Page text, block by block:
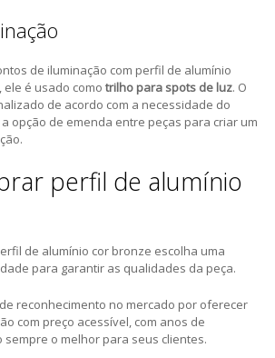
de iluminação com perfil de alumínio
ele é usado comotrilho para spots de luz. O
de acordo com a necessidade do
opção de emenda entre peças para criar um
perfil de alumínio
de alumínio cor bronze escolha uma
para garantir as qualidades da peça.
reconhecimento no mercado por oferecer
com preço acessível, com anos de
o melhor para seus clientes.